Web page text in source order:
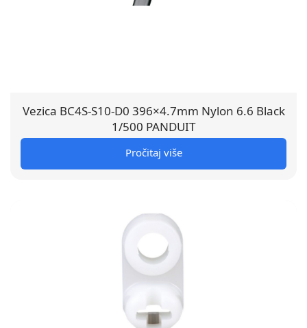
Vezica BC4S-S10-D0 396×4.7mm Nylon 6.6 Black
1/500 PANDUIT
Pročitaj više